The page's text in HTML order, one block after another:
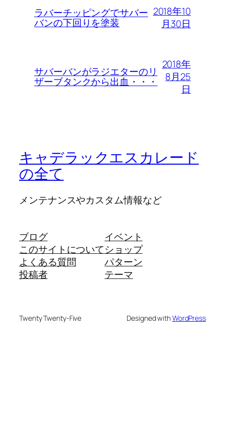
ラバーチッピングでサバー
バンの下回りを塗装
2018年10
月30日
サバーバンがラジエターのリ
ザーブタンクから出血・・・
2018年
8月25
日
キャデラックエスカレード
の全て
メンテナンスやカスタム情報など
ブログ
このサイトについて
よくある質問
投稿者
イベント
ショップ
パターン
テーマ
Twenty Twenty-Five Designed withWordPress